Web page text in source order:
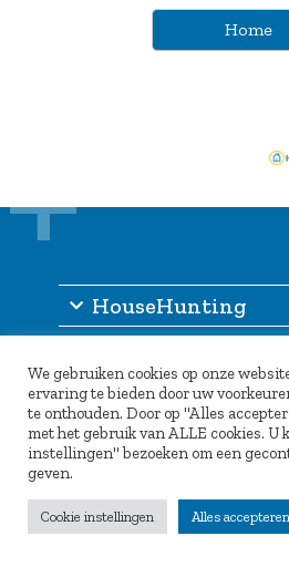
Home
HouseHunting
Other services
Partners
We gebruiken cookies op onze
ervaring te bieden door uw
te onthouden. Door op "Alles
met het gebruik van ALLE cookies. U
instellingen" bezoeken om een
geven.
Cookie instellingen Alles accepteren